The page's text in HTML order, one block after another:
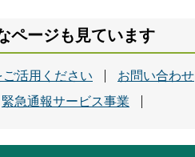
ページも見ています
活用ください
お問い合わせ
緊急通報サービス事業